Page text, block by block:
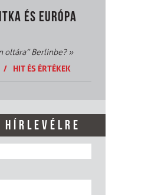
ÉS EURÓPA
oltára” Berlinbe?»
/ HIT ÉS ÉRTÉKEK